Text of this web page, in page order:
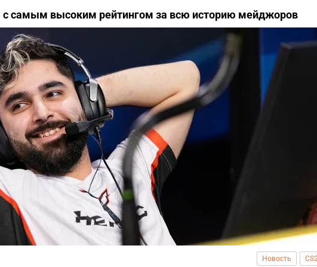
с самым высоким рейтингом за всю историю мейджоров
Новость